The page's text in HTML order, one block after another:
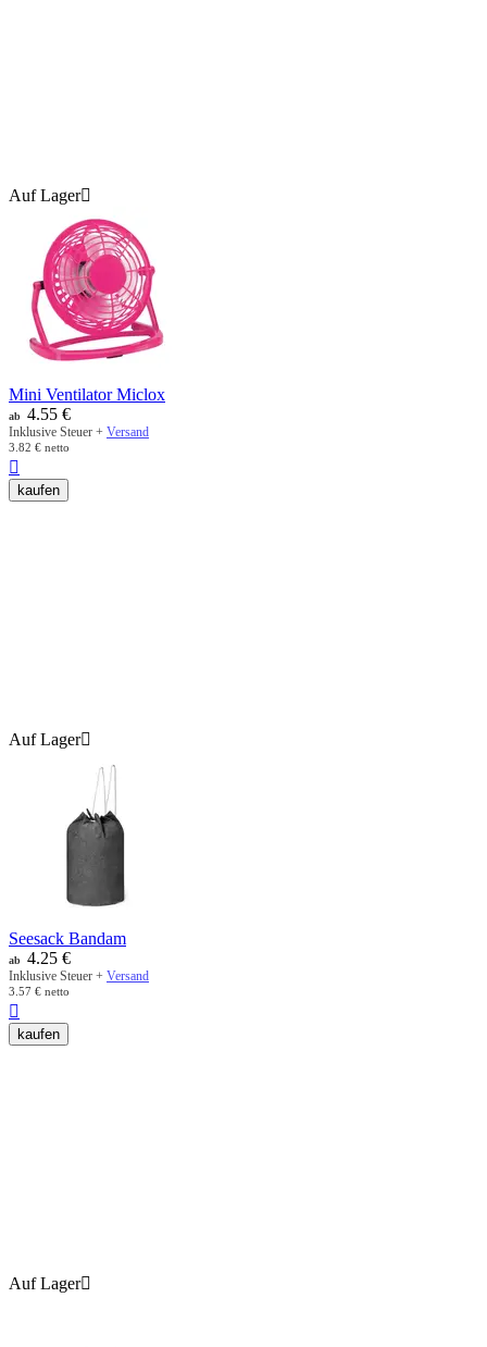
Auf Lager
Mini Ventilator Miclox
ab 4.55 €
Inklusive Steuer + Versand
3.82 € netto

kaufen
Auf Lager
Seesack Bandam
ab 4.25 €
Inklusive Steuer + Versand
3.57 € netto

kaufen
Auf Lager